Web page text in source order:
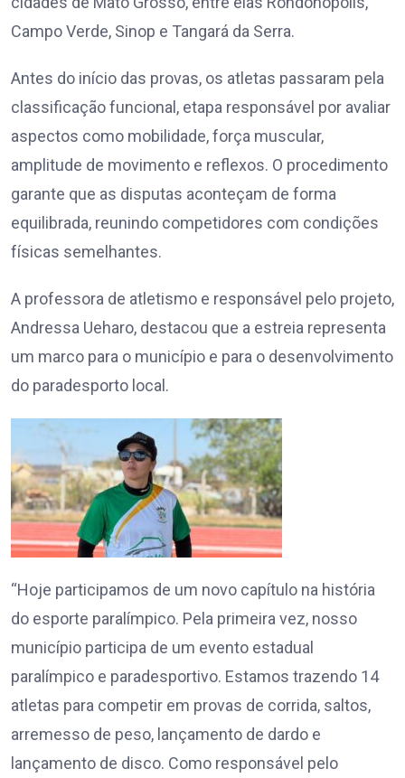
Campo Verde, Sinop e Tangará da Serra.
Antes do início das provas, os atletas passaram pela
classificação funcional, etapa responsável por avaliar
aspectos como mobilidade, força muscular,
amplitude de movimento e reflexos. O procedimento
garante que as disputas aconteçam de forma
equilibrada, reunindo competidores com condições
físicas semelhantes.
A professora de atletismo e responsável pelo projeto,
Andressa Ueharo, destacou que a estreia representa
um marco para o município e para o desenvolvimento
do paradesporto local.
“Hoje participamos de um novo capítulo na história
do esporte paralímpico. Pela primeira vez, nosso
município participa de um evento estadual
paralímpico e paradesportivo. Estamos trazendo 14
atletas para competir em provas de corrida, saltos,
arremesso de peso, lançamento de dardo e
lançamento de disco. Como responsável pelo